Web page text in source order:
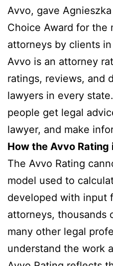
Avvo, gave
Choice Award for the
attorneys by clients
Avvo is an attorney
ratings, reviews, and
lawyers in every
people get legal
lawyer, and make
How the Avvo
The Avvo Rating
model used to
developed with input
attorneys, thousands
many other legal
understand the work